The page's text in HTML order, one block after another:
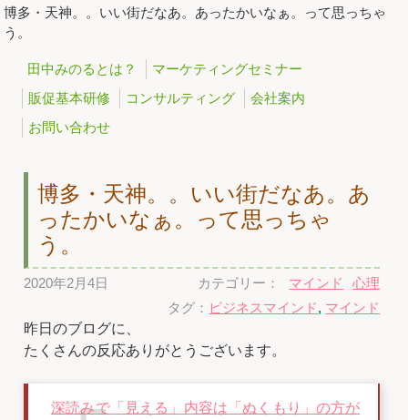
博多・天神。。いい街だなあ。あったかいなぁ。って思っちゃ
う。
田中みのるとは？
マーケティングセミナー
販促基本研修
コンサルティング
会社案内
お問い合わせ
博多・天神。。いい街だなあ。あ
ったかいなぁ。って思っちゃ
う。
2020年2月4日 カテゴリー： マインド
心理
タグ： ビジネスマインド, マインド
昨日のブログに、
たくさんの反応ありがとうございます。
深読みで「見える」内容は「ぬくもり」の方が